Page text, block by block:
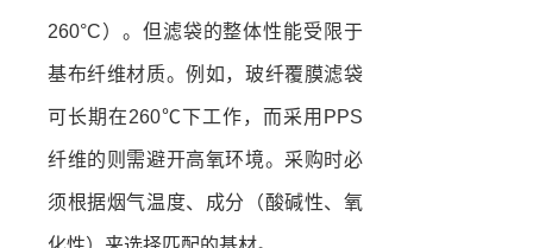
260°C）。但滤袋的整体性能受限于
基布纤维材质。例如，玻纤覆膜滤袋
可长期在260℃下工作，而采用PPS
纤维的则需避开高氧环境。采购时必
须根据烟气温度、成分（酸碱性、氧